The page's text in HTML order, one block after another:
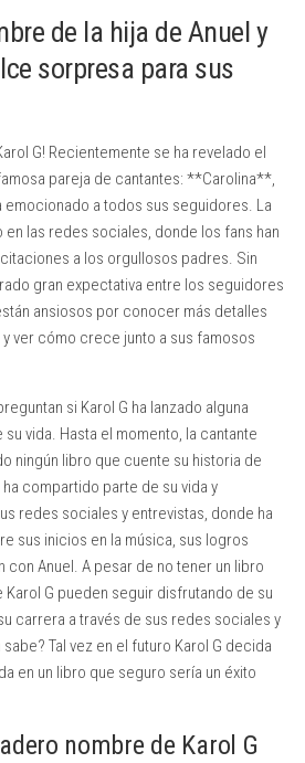
de la hija de Anuel y
sorpresa para sus
G! Recientemente se ha revelado el
pareja de cantantes: **Carolina**,
emocionado a todos sus seguidores. La
en las redes sociales, donde los fans han
a los orgullosos padres. Sin
gran expectativa entre los seguidores
ansiosos por conocer más detalles
ver cómo crece junto a sus famosos
si Karol G ha lanzado alguna
vida. Hasta el momento, la cantante
ningún libro que cuente su historia de
compartido parte de su vida y
redes sociales y entrevistas, donde ha
sus inicios en la música, sus logros
Anuel. A pesar de no tener un libro
G pueden seguir disfrutando de su
carrera a través de sus redes sociales y
Tal vez en el futuro Karol G decida
en un libro que seguro sería un éxito
nombre de Karol G